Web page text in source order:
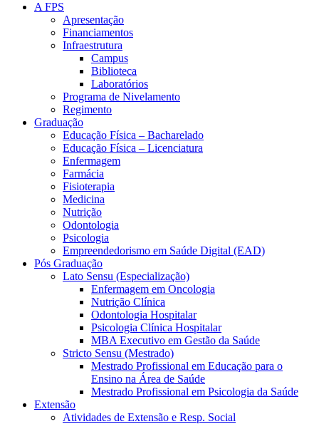
A FPS
Apresentação
Financiamentos
Infraestrutura
Campus
Biblioteca
Laboratórios
Programa de Nivelamento
Regimento
Graduação
Educação Física – Bacharelado
Educação Física – Licenciatura
Enfermagem
Farmácia
Fisioterapia
Medicina
Nutrição
Odontologia
Psicologia
Empreendedorismo em Saúde Digital (EAD)
Pós Graduação
Lato Sensu (Especialização)
Enfermagem em Oncologia
Nutrição Clínica
Odontologia Hospitalar
Psicologia Clínica Hospitalar
MBA Executivo em Gestão da Saúde
Stricto Sensu (Mestrado)
Mestrado Profissional em Educação para o
Ensino na Área de Saúde
Mestrado Profissional em Psicologia da Saúde
Extensão
Atividades de Extensão e Resp. Social